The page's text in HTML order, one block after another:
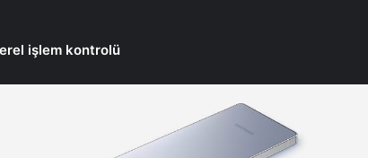
işlem kontrolü